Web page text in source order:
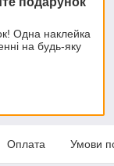
Одна наклейка
на будь-яку
Оплата Умови